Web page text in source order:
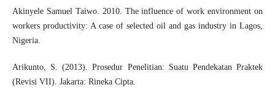
Akinyele Samuel Taiwo. 2010. The influence of work environment on
workers productivity: A case of selected oil and gas industry in Lagos,
Nigeria.
Arikunto, S. (2013). Prosedur Penelitian: Suatu Pendekatan Praktek
(Revisi VII). Jakarta: Rineka Cipta.